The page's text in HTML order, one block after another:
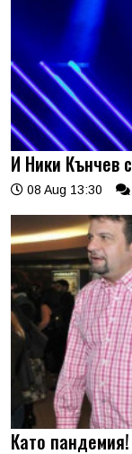
И Ники Кънчев
08 Aug 13:30
Като